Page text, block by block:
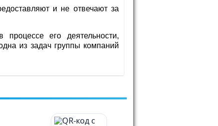
и не отвечают за
его деятельности,
из задач группы компаний